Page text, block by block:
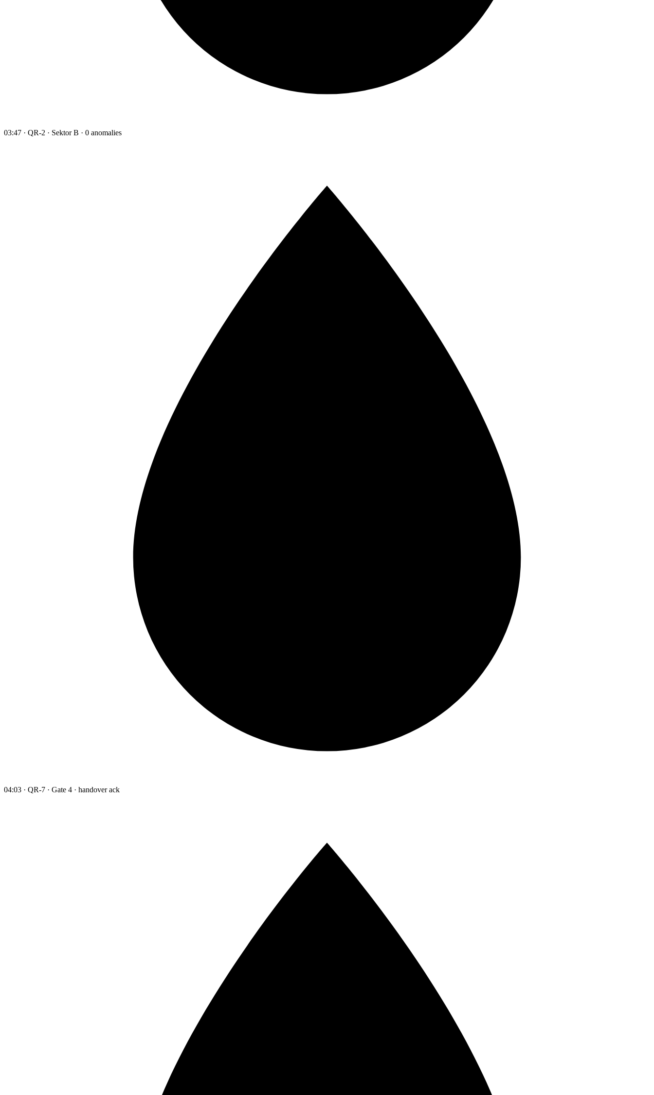
03:47 · QR-2 · Sektor B · 0 anomalies
04:03 · QR-7 · Gate 4 · handover ack